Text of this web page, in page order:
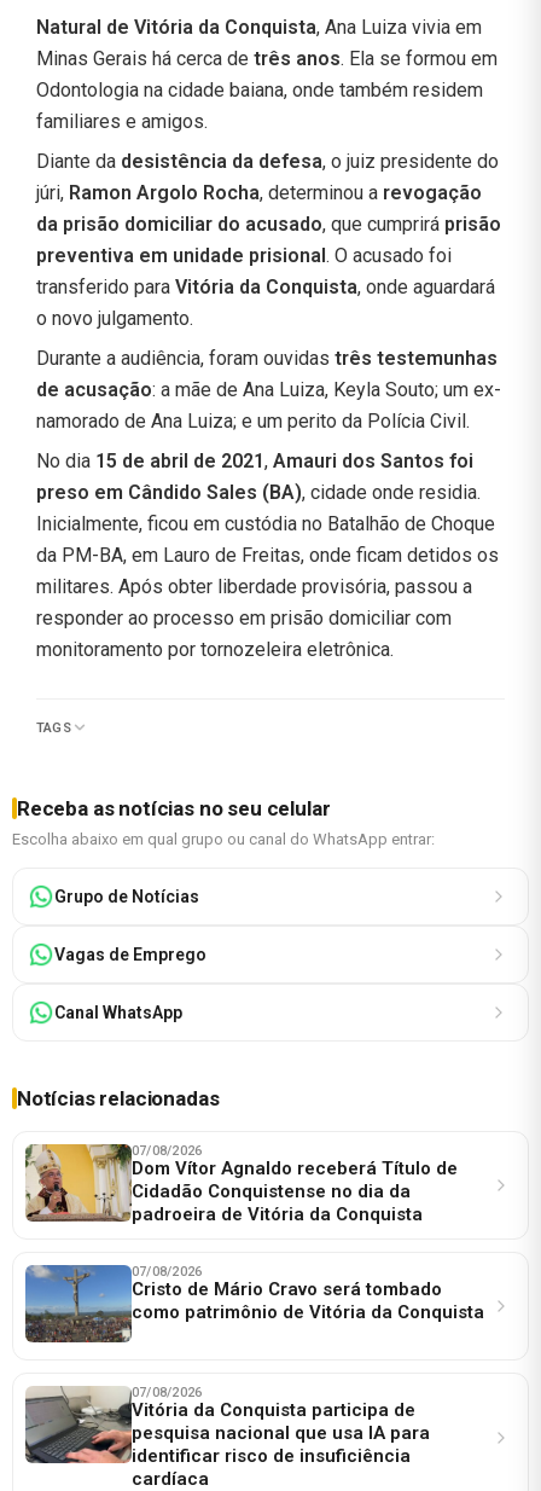
Natural de Vitória da Conquista, Ana Luiza vivia em
Minas Gerais há cerca de três anos. Ela se formou em
Odontologia na cidade baiana, onde também residem
familiares e amigos.
Diante da desistência da defesa, o juiz presidente do
júri, Ramon Argolo Rocha, determinou a revogação
da prisão domiciliar do acusado, que cumprirá prisão
preventiva em unidade prisional. O acusado foi
transferido para Vitória da Conquista, onde aguardará
o novo julgamento.
Durante a audiência, foram ouvidas três testemunhas
de acusação: a mãe de Ana Luiza, Keyla Souto; um ex-
namorado de Ana Luiza; e um perito da Polícia Civil.
No dia 15 de abril de 2021, Amauri dos Santos foi
preso em Cândido Sales (BA), cidade onde residia.
Inicialmente, ficou em custódia no Batalhão de Choque
da PM-BA, em Lauro de Freitas, onde ficam detidos os
militares. Após obter liberdade provisória, passou a
responder ao processo em prisão domiciliar com
monitoramento por tornozeleira eletrônica.
TAGS
Receba as notícias no seu celular
Escolha abaixo em qual grupo ou canal do WhatsApp entrar:
Grupo de Notícias
Vagas de Emprego
Canal WhatsApp
Notícias relacionadas
07/08/2026
Dom Vítor Agnaldo receberá Título de
Cidadão Conquistense no dia da
padroeira de Vitória da Conquista
07/08/2026
Cristo de Mário Cravo será tombado
como patrimônio de Vitória da Conquista
07/08/2026
Vitória da Conquista participa de
pesquisa nacional que usa IA para
identificar risco de insuficiência
cardíaca